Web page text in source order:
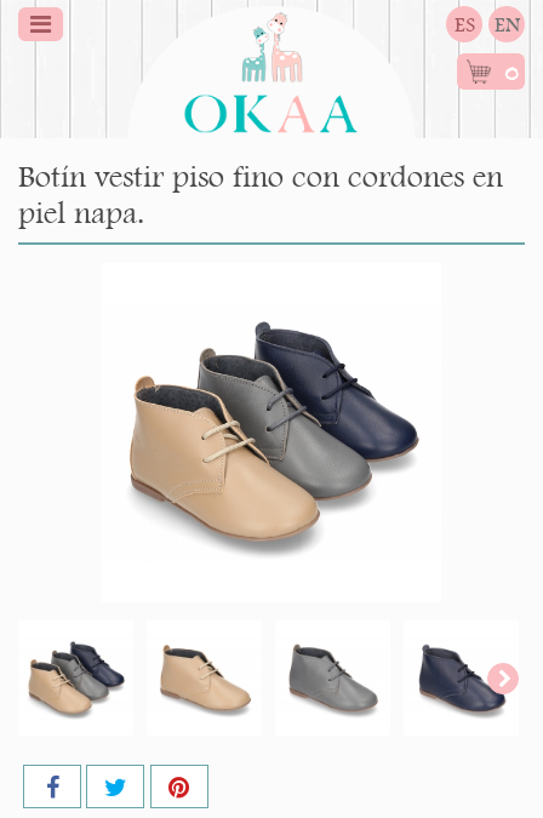
ES EN
0
Botín vestir piso fino con cordones en
piel napa.